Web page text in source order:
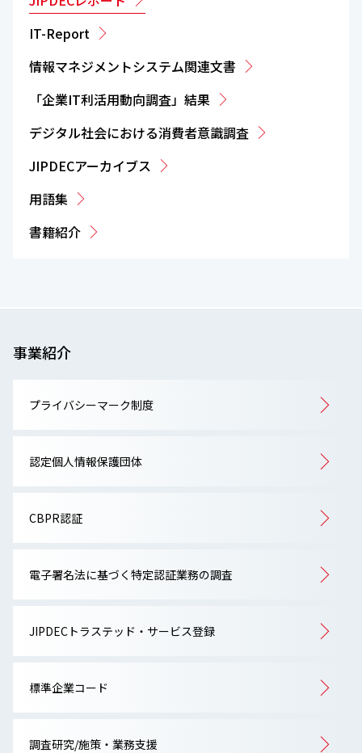
IT-Report
情報マネジメントシステム関連文書
「企業IT利活用動向調査」結果
デジタル社会における消費者意識調査
JIPDECアーカイブス
用語集
書籍紹介
事業紹介
プライバシーマーク制度
認定個人情報保護団体
CBPR認証
電子署名法に基づく特定認証業務の調査
JIPDECトラステッド・サービス登録
標準企業コード
調査研究/施策・業務支援